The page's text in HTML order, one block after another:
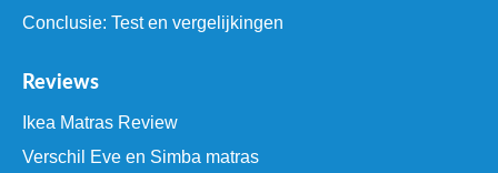
Conclusie: Test en vergelijkingen
Reviews
Ikea Matras Review
Verschil Eve en Simba matras